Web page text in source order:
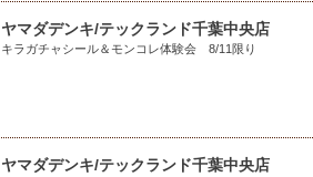
ヤマダデンキ/テックランド千葉中央店
キラガチャシール＆モンコレ体験会 8/11限り
ヤマダデンキ/テックランド千葉中央店